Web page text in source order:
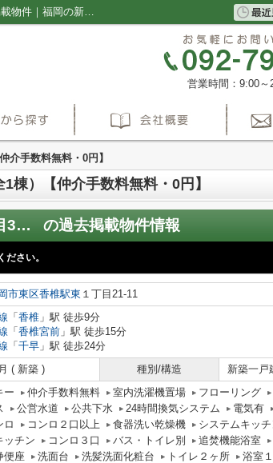
福岡市東区香椎駅東1丁目3期 1号棟（全1棟）【仲介手数料無料・0円】の過去掲載物件｜福岡の新築一戸建て・仲介手数料無料の売買物件情報ならプラス不動産販売株式会社
営業時間：9:00～
手数料無料・0円】
）【仲介手数料無料・0円】
福岡市東区香椎駅東1丁目3期 1号棟（全1棟）【仲介手数料無料・0円】 の過去掲載物件情報
さい。
市東区香椎駅東 １丁目21-11
「 香椎 」駅 徒歩9分
「 香椎宮前 」駅 徒歩15分
「 千早 」駅 徒歩24分
( 新築 ) 種別/構造 新築一戸
ー 仲介手数料無料 室内洗濯機置場 フローリング
公営水道 公共下水 24時間換気システム 電気有
ロ
コンロ２口以上 食器洗い乾燥機
システムキッチ
ッチン
コンロ３口 バス・トイレ別 追焚機能浴室
便座
洗面台 洗髪洗面化粧台 トイレ２ヶ所
浴室